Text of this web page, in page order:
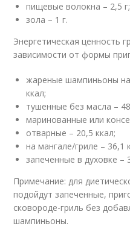
пищевые волокна – 2,5 г;
зола – 1 г.
Энергетическая ценность
зависимости от формы
жареные шампиньоны
ккал;
тушенные без масла –
маринованные или
отварные – 20,5 ккал;
на мангале/гриле – 36,1
запеченные в духовке –
Примечание: для
подойдут запеченные,
сковороде-гриль без
шампиньоны.